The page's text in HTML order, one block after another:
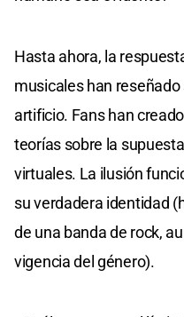
Hasta ahora, la
musicales han
artificio. Fans han creado
teorías sobre la
virtuales. La ilusión
su verdadera identidad
de una banda de rock,
vigencia del género).